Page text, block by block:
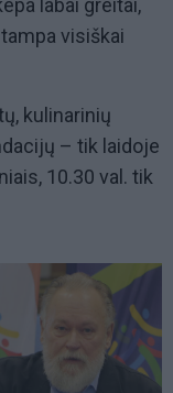
labai greitai,
visiškai
kulinarinių
– tik laidoje
10.30 val. tik